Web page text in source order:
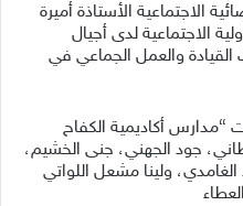
الاجتماعية الأستاذة أميرة
الاجتماعية لدى أجيال
القيادة والعمل الجماعي في
“مدارس أكاديمية الكفاح
جود الجهني، جنى الخشيم،
ولينا مشعل اللواتي